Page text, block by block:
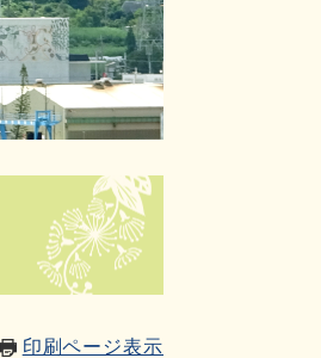
印刷ページ表示